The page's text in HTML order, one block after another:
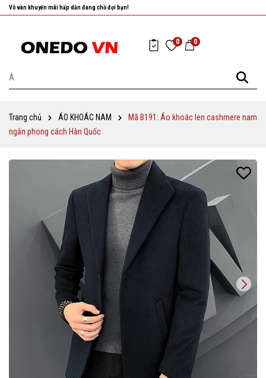
Nhanh tay chọn cho mình những sản phẩm ưng ý nhất!
0 0
Trang chủ ÁO KHOÁC NAM
Mã B191: Áo khoác len cashmere nam
ngắn phong cách Hàn Quốc